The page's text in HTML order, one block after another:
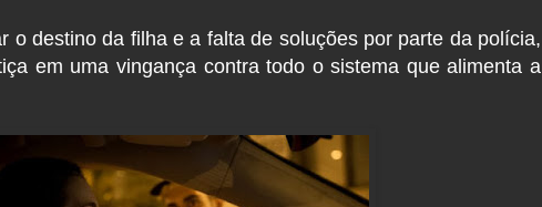
o destino da filha e a falta de soluções por parte da polícia,
em uma vingança contra todo o sistema que alimenta a